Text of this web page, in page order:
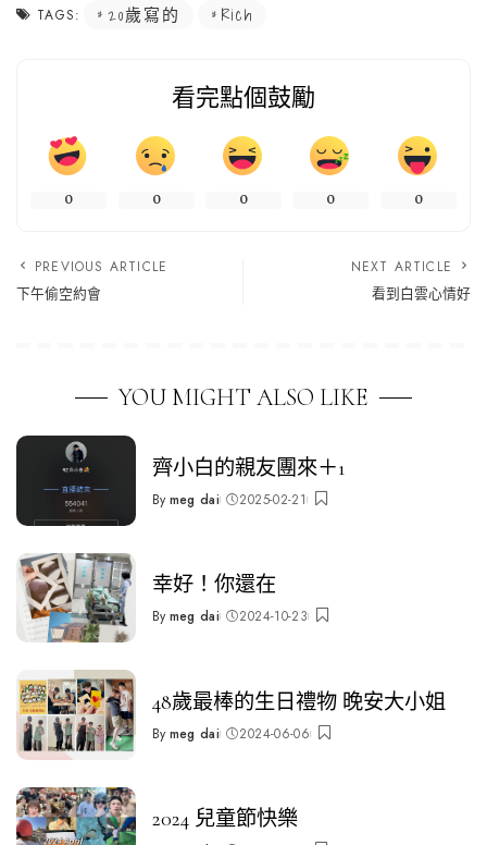
TAGS: 20歲寫的 Rich
看完點個鼓勵
0 0 0 0 0
PREVIOUS ARTICLE
下午偷空約會
NEXT ARTICLE
看到白雲心情好
YOU MIGHT ALSO LIKE
齊小白的親友團來＋1
Posted
By meg dai 2025-02-21
幸好！你還在
Posted
By meg dai 2024-10-23
48歲最棒的生日禮物 晚安大小姐
Posted
By meg dai 2024-06-06
2024 兒童節快樂